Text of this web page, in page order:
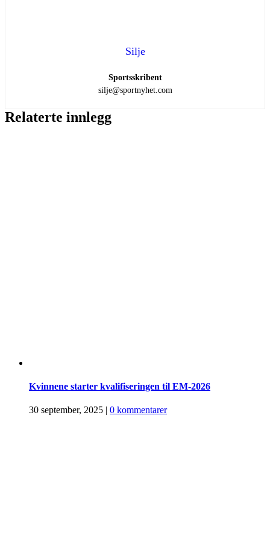
Silje
Sportsskribent
silje@sportnyhet.com
Relaterte innlegg
Kvinnene starter kvalifiseringen til EM-2026
30 september, 2025 0 kommentarer